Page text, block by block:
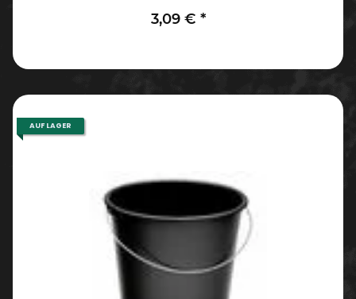
3,09 € *
AUF LAGER